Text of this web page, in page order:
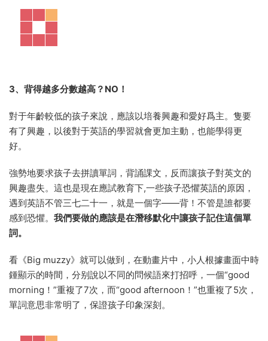
3、背得越多分數越高？NO！
對于年齡較低的孩子來說，應該以培養興趣和愛好爲主。隻要
有了興趣，以後對于英語的學習就會更加主動，也能學得更
好。
強勢地要求孩子去拼讀單詞，背誦課文，反而讓孩子對英文的
興趣盡失。這也是現在應試教育下,一些孩子恐懼英語的原因，
遇到英語不管三七二十一，就是一個字——背！不管是誰都要
感到恐懼。 我們要做的應該是在潛移默化中讓孩子記住這個單
詞。
看《Big muzzy》就可以做到，在動畫片中，小人根據畫面中時
鍾顯示的時間，分别說以不同的問候語來打招呼，一個“good
morning！”重複了7次，而“good afternoon！”也重複了5次，
單詞意思非常明了，保證孩子印象深刻。